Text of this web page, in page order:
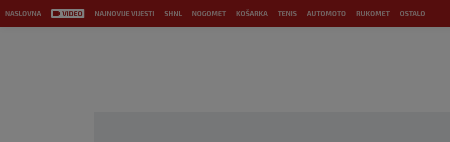
NASLOVNA NAJNOVIJE VIJESTI SHNL NOGOMET KOŠARKA TENIS AUTOMOTO RUKOMET OSTALO